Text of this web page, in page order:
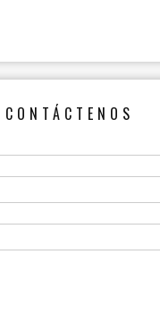
CONTÁCTENOS